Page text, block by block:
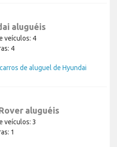
aluguéis
veículos: 4
4
de aluguel de Hyundai
aluguéis
veículos: 3
1